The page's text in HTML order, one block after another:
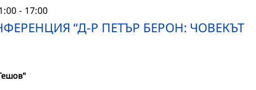
“Д-Р ПЕТЪР БЕРОН: ЧОВЕКЪТ
- 17:00